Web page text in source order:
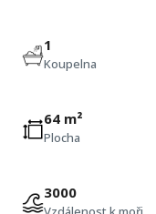
1
Koupelna
64 m²
Plocha
3000